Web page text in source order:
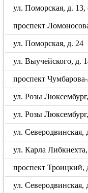
ул. Поморская, д. 13,
проспект
ул. Поморская, д. 24
ул. Выучейского, д.
проспект
ул. Розы
ул. Розы
ул. Северодвинская,
ул. Карла
проспект Троицкий,
ул. Северодвинская,